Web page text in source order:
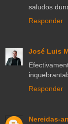
saludos
Responder
José Luis
Responder
Nereidas-